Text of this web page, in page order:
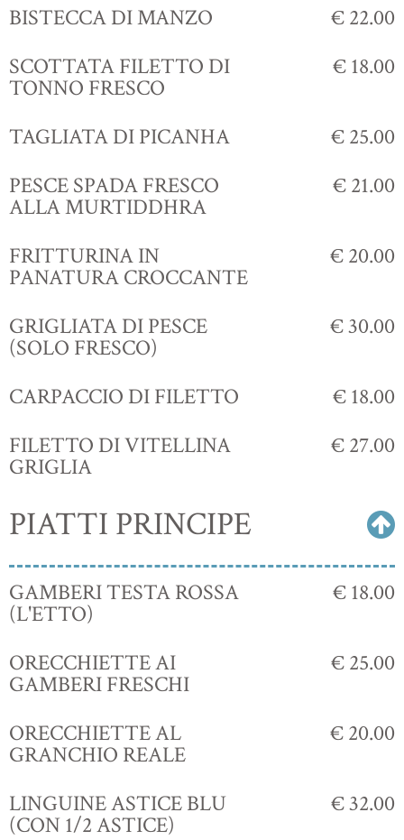
BISTECCA DI MANZO
€ 22.00
SCOTTATA FILETTO DI
TONNO FRESCO
€ 18.00
TAGLIATA DI PICANHA
€ 25.00
PESCE SPADA FRESCO
ALLA MURTIDDHRA
€ 21.00
FRITTURINA IN
PANATURA CROCCANTE
€ 20.00
GRIGLIATA DI PESCE
(SOLO FRESCO)
€ 30.00
CARPACCIO DI FILETTO
€ 18.00
FILETTO DI VITELLINA
GRIGLIA
€ 27.00
PIATTI PRINCIPE
GAMBERI TESTA ROSSA
(L'ETTO)
€ 18.00
ORECCHIETTE AI
GAMBERI FRESCHI
€ 25.00
ORECCHIETTE AL
GRANCHIO REALE
€ 20.00
LINGUINE ASTICE BLU
(CON 1/2 ASTICE)
€ 32.00